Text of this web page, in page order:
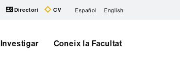
Directori CV Español English
Investigar Coneix la Facultat